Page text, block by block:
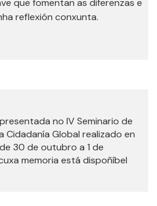
reflexión conxunta.
no IV Seminario de
Cidadanía Global realizado en
30 de outubro a 1 de
memoria está dispoñíbel